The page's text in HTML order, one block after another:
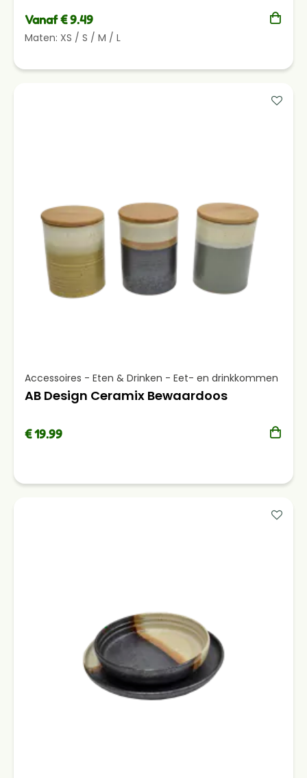
Vanaf € 9.49
Maten: XS / S / M / L
Accessoires - Eten & Drinken - Eet- en drinkkommen
AB Design Ceramix Bewaardoos
€ 19.99